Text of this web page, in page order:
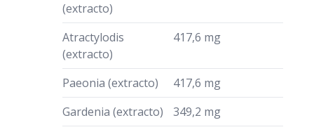
(extracto)
Atractylodis
(extracto)
417,6 mg
Paeonia (extracto)
417,6 mg
Gardenia (extracto)
349,2 mg